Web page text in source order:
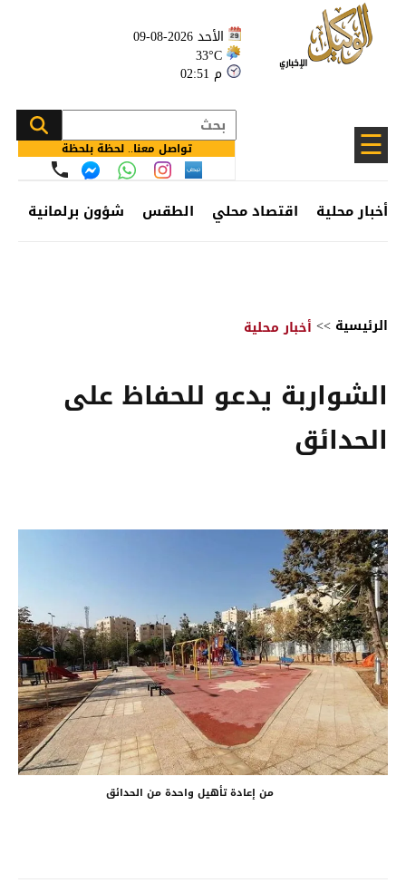
الأحد 2026-08-09
33°C
02:51 م
☰ تواصل معنا.. لحظة بلحظة
أخبار محلية اقتصاد محلي الطقس شؤون برلمانية
الرئيسية >> أخبار محلية
الشواربة يدعو للحفاظ على
الحدائق
من إعادة تأهيل واحدة من الحدائق